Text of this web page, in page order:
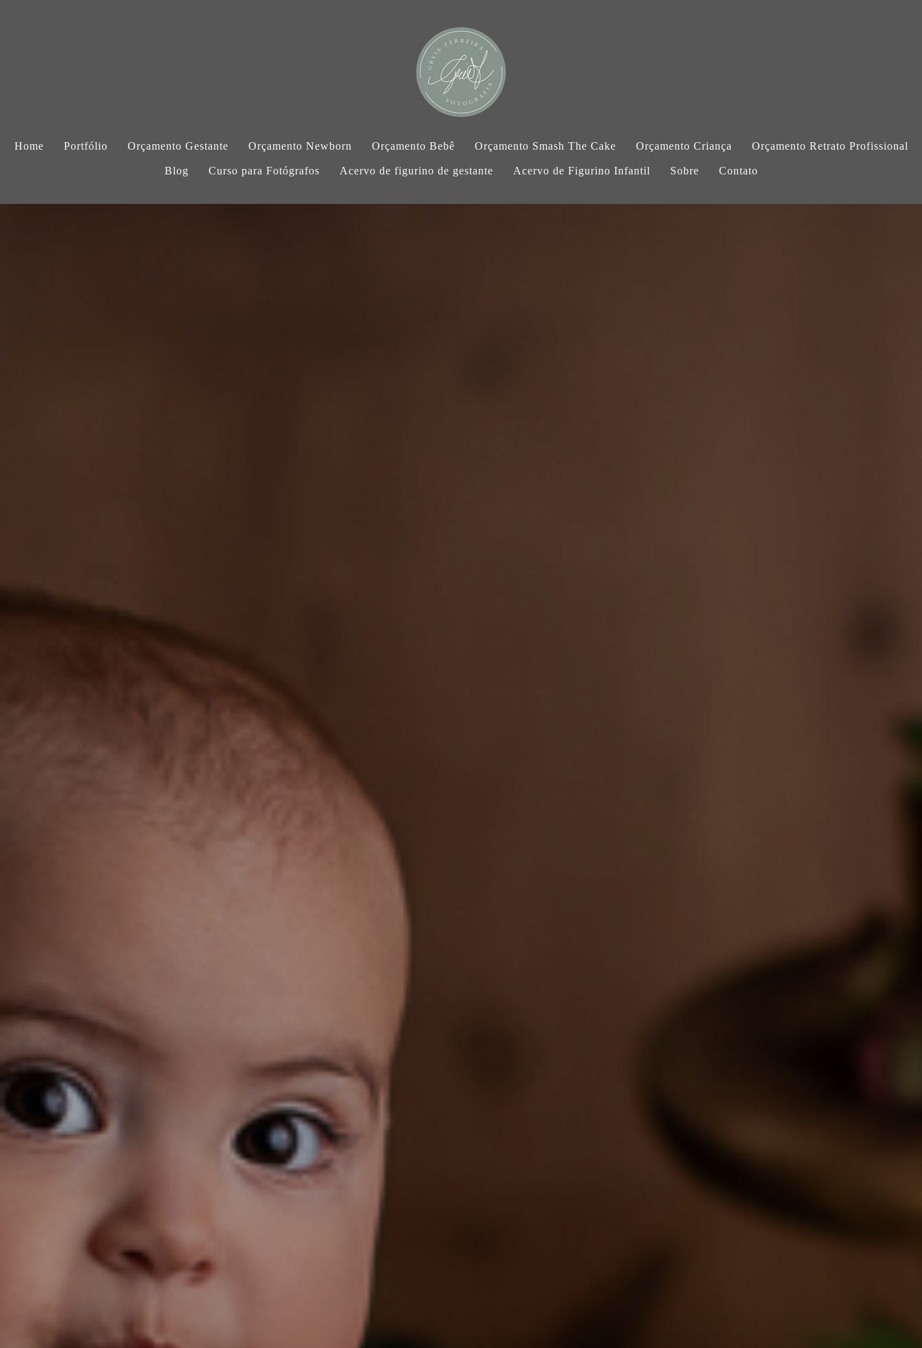
Home Portfólio Orçamento Gestante Orçamento Newborn Orçamento Bebê Orçamento Smash The Cake Orçamento Criança Orçamento Retrato Profissional
Blog Curso para Fotógrafos Acervo de figurino de gestante Acervo de Figurino Infantil Sobre Contato